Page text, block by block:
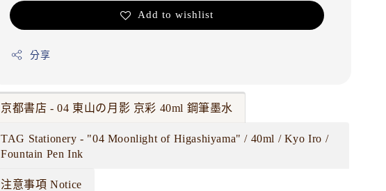
Add to wishlist
分享
京都書店 - 04 東山の月影 京彩 40ml 鋼筆墨水
TAG Stationery - "04 Moonlight of Higashiyama" / 40ml / Kyo Iro /
Fountain Pen Ink
注意事項 Notice